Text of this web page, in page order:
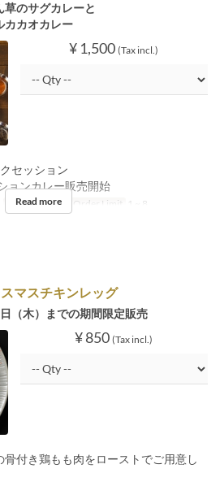
草のサグカレーと
カカオカレー
¥ 1,500 (Tax incl.)
セッション
ョンカレー販売開始
Meals Lunch Order Limit 1 ~ 8
Read more
マスチキンレッグ
（木）までの期間限定販売
¥ 850 (Tax incl.)
付き鶏もも肉をローストでご用意し